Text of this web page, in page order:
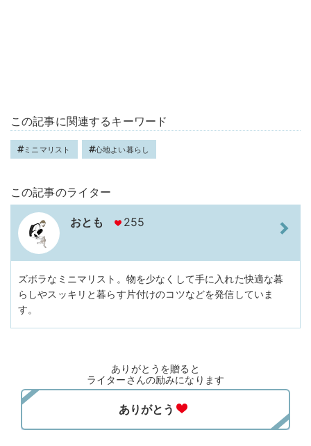
この記事に関連するキーワード
ミニマリスト 心地よい暮らし
この記事のライター
おとも 255
ズボラなミニマリスト。物を少なくして手に入れた快適な暮
らしやスッキリと暮らす片付けのコツなどを発信していま
す。
ありがとうを贈ると
ライターさんの励みになります